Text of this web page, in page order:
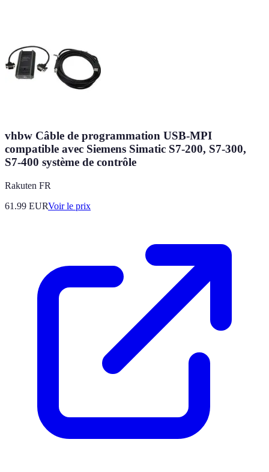
vhbw Câble de programmation USB-MPI
compatible avec Siemens Simatic S7-200, S7-300,
S7-400 système de contrôle
Rakuten FR
61.99 EURVoir le prix